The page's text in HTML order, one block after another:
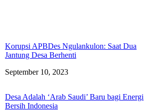
Korupsi APBDes Ngulankulon: Saat Dua
Jantung Desa Berhenti
September 10, 2023
Desa Adalah ‘Arab Saudi’ Baru bagi Energi
Bersih Indonesia